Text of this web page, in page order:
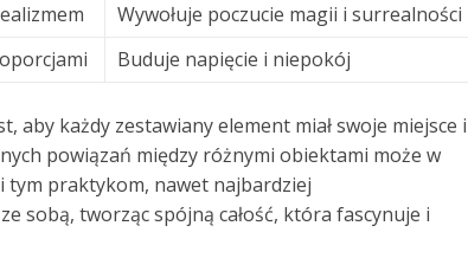
Wywołuje poczucie magii i surrealności
Buduje napięcie i niepokój
aby każdy zestawiany element miał swoje miejsce i
powiązań między różnymi obiektami może w
tym praktykom, nawet najbardziej
sobą, tworząc spójną całość, która fascynuje i